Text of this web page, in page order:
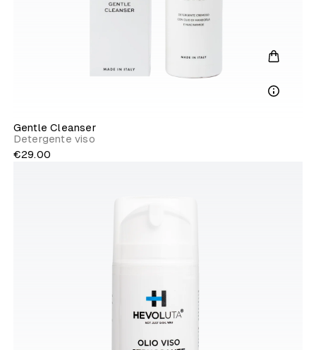
Gentle Cleanser
Detergente viso
€29.00